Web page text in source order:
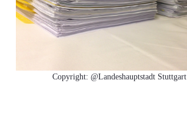
Copyright: @Landeshauptstadt Stuttgart